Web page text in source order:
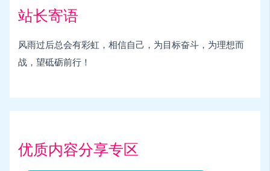
站长寄语
风雨过后总会有彩虹，相信自己，为目标奋斗，为理想而
战，望砥砺前行！
优质内容分享专区